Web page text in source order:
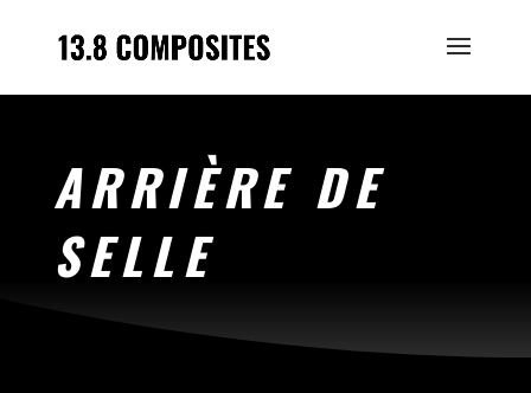
ARRIÈRE DE
SELLE